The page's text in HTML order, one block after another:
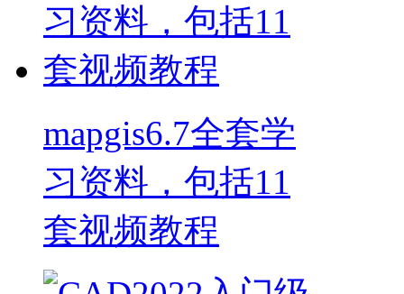
mapgis6.7全套学
习资料，包括11
套视频教程